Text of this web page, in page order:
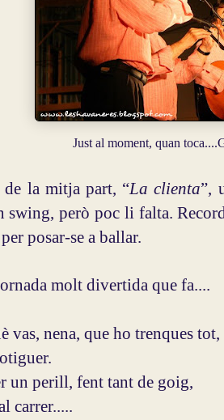
Just al moment, quan toca....
de la mitja part, “La clienta”,
swing, però poc li falta.
posar-se a ballar.
molt divertida que fa....
vas, nena, que ho trenques tot,
un perill, fent tant de goig,
carrer.....